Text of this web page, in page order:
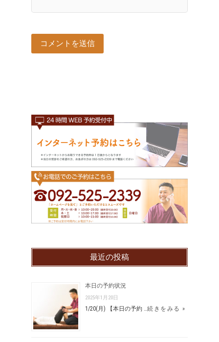
最近の投稿
本日の予約状況
2025年1月20日
1/20(月) 【本日の予約 …続きをみる »